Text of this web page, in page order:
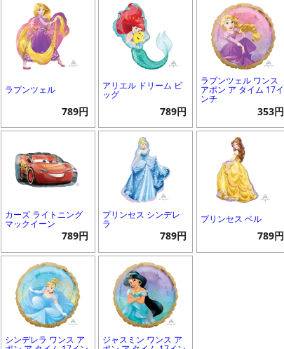
ラプンツェル
789円
アリエル ドリーム ビ
ッグ
789円
ラプンツェル ワンス
アポン ア タイム 17イ
ンチ
353円
カーズ ライトニング
マックイーン
789円
プリンセス シンデレ
ラ
789円
プリンセス ベル
789円
シンデレラ ワンス ア ジャスミン ワンス ア